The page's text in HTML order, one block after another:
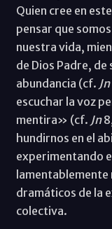
Quien cree en
pensar que
nuestra vida,
de Dios Padre, de
abundancia (cf. Jn
escuchar la voz
mentira» (cf. Jn
hundirnos en el
experimentando
lamentablemente
dramáticos de la
colectiva.